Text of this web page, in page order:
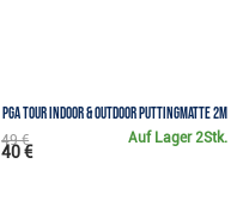
PGA Tour Indoor & Outdoor Puttingmatte 2m
Auf Lager2Stk.
49 €
40 €